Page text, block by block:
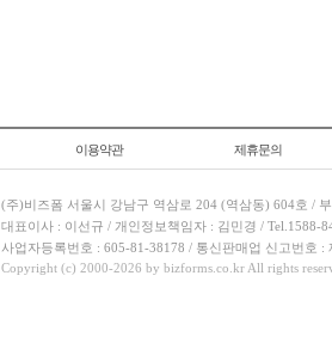
이용약관 제휴문의
(주)비즈폼 서울시 강남구 역삼로 204 (역삼동) 604호 /
대표이사 : 이선규 / 개인정보책임자 : 김민경 / Tel.1588-
사업자등록번호 : 605-81-38178 / 통신판매업 신고번호 :
Copyright (c) 2000-2026 by bizforms.co.kr All rights